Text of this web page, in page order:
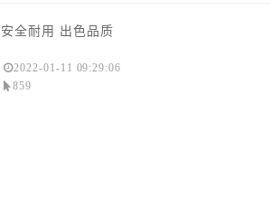
安全耐用 出色品质
2022-01-11 09:29:06
859